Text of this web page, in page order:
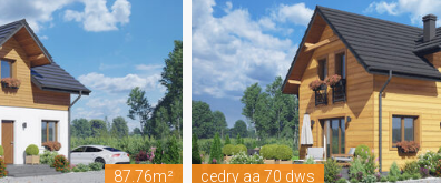
87.76m² cedry aa 70 dws